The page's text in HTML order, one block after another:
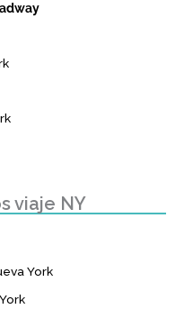
viaje NY
York